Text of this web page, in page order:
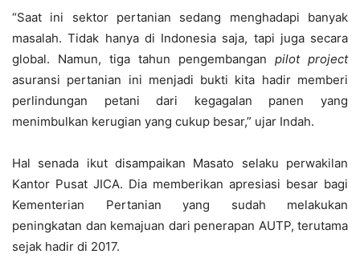
“Saat ini sektor pertanian sedang menghadapi banyak
masalah. Tidak hanya di Indonesia saja, tapi juga secara
global. Namun, tiga tahun pengembangan pilot project
asuransi pertanian ini menjadi bukti kita hadir memberi
perlindungan petani dari kegagalan panen yang
menimbulkan kerugian yang cukup besar,” ujar Indah.
Hal senada ikut disampaikan Masato selaku perwakilan
Kantor Pusat JICA. Dia memberikan apresiasi besar bagi
Kementerian Pertanian yang sudah melakukan
peningkatan dan kemajuan dari penerapan AUTP, terutama
sejak hadir di 2017.